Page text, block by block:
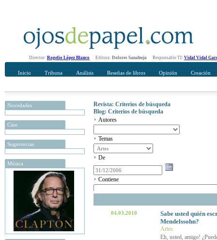
Director: Rogelio López Blanco Editora: Dolores Sanahuja Responsable TI: Vidal Vidal
Inicio Tribuna Análisis Reseñas de libros Opinión Creación
Novedades
Cine
Sugerencias
Música
Revista: Criterios de búsqueda
Blog: Criterios de búsqueda
Autores
Temas
De
Contiene
04.03.2010
Sabe usted quién
Mendelssohn?
Artes
Eh, usted, amigo!